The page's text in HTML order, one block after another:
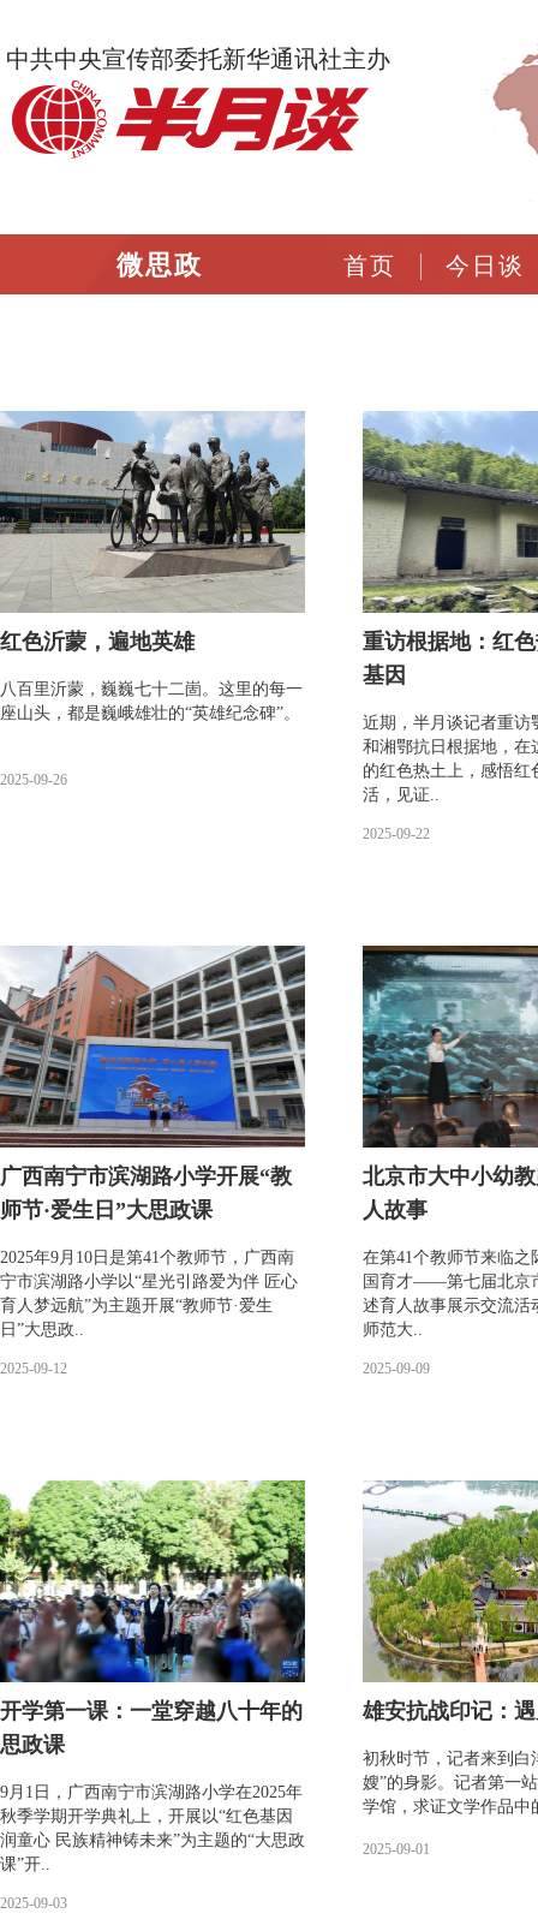
中共中央宣传部委托新华通讯社主办
微思政 首页 今日谈
红色沂蒙，遍地英雄
八百里沂蒙，巍巍七十二崮。这里的每一
座山头，都是巍峨雄壮的“英雄纪念碑”。
2025-09-26
重访根据地：红
基因
近期，半月谈记者重访
和湘鄂抗日根据地，在
的红色热土上，感悟红
活，见证..
2025-09-22
广西南宁市滨湖路小学开展“教
师节·爱生日”大思政课
2025年9月10日是第41个教师节，广西南
宁市滨湖路小学以“星光引路爱为伴 匠心
育人梦远航”为主题开展“教师节·爱生
日”大思政..
2025-09-12
北京市大中小幼
人故事
在第41个教师节来临之
国育才——第七届北京
述育人故事展示交流活
师范大..
2025-09-09
开学第一课：一堂穿越八十年的
思政课
​9月1日，广西南宁市滨湖路小学在2025年
秋季学期开学典礼上，开展以“红色基因
润童心 民族精神铸未来”为主题的“大思政
课”开..
2025-09-03
雄安抗战印记：
初秋时节，记者来到白
嫂”的身影。记者第一
学馆，求证文学作品中
2025-09-01